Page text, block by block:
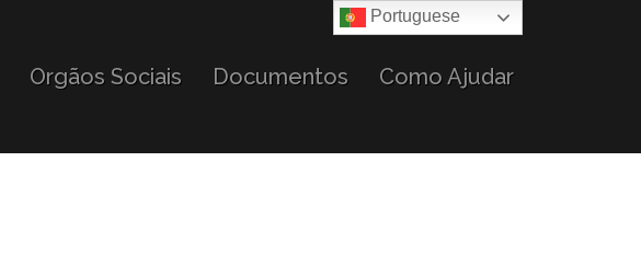
Orgãos Sociais Documentos Como Ajudar
Portuguese